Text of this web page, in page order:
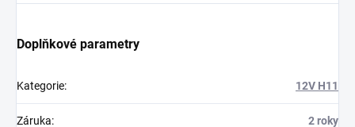
Doplňkové parametry
Kategorie: 12V H11
Záruka: 2 roky